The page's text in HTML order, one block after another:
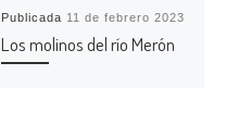
Publicada 11 de febrero 2023
Los molinos del río Merón